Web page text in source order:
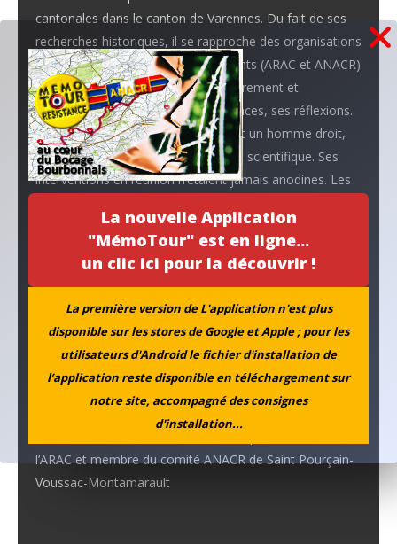
La nouvelle Application
"MémoTour" est en ligne...
un clic ici pour la découvrir !
La première version de L'application n'est plus
disponible sur les stores de Google et Apple ; pour les
utilisateurs d'Android le fichier d'installation de
l’application reste disponible en téléchargement sur
notre site, accompagné des consignes
d'installation...
cantonales dans le canton de Varennes. Du fait de ses
recherches historiques, il se rapproche des organisations
de résistants et d’anciens combattants (ARAC et ANACR)
(*), avec lesquelles il travaille régulièrement et
auxquelles il apporte ses connaissances, ses réflexions.
Il en était aussi adhérent. André était un homme droit,
honnête, à la réflexion rigoureuse et scientifique. Ses
interventions en réunion n’étaient jamais anodines. Les
recherche sont classés et soigneusement répertoriés. Se
mérites ont été reconnus, puisque la légion d’honneur lui
a été remise en 1993 par Ernest Maximin, lors d’une
l’étoile d’or des mérites civiques et militaires, après avoir
reçu précédemment celle d’argent et de bronze. Toutes
les décorations déposées sur son cercueil témoignent
l’ampleur du travail de toute une vie !
l’ARAC et membre du comité ANACR de Saint Pourçain-
Voussac-Montamarault